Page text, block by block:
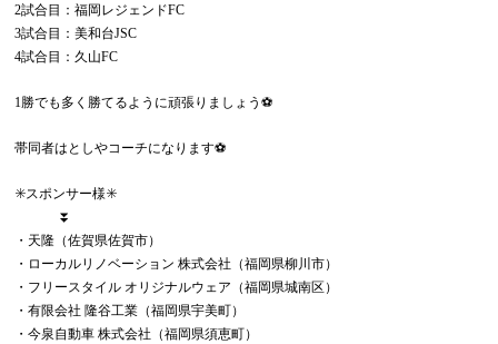
2試合目：福岡レジェンドFC
3試合目：美和台JSC
4試合目：久山FC
1勝でも多く勝てるように頑張りましょう⚽️
帯同者はとしやコーチになります⚽️
✳️スポンサー様✳️
⏬
・天隆（佐賀県佐賀市）
・ローカルリノベーション 株式会社（福岡県柳川市）
・フリースタイル オリジナルウェア（福岡県城南区）
・有限会社 隆谷工業（福岡県宇美町）
・今泉自動車 株式会社（福岡県須恵町）